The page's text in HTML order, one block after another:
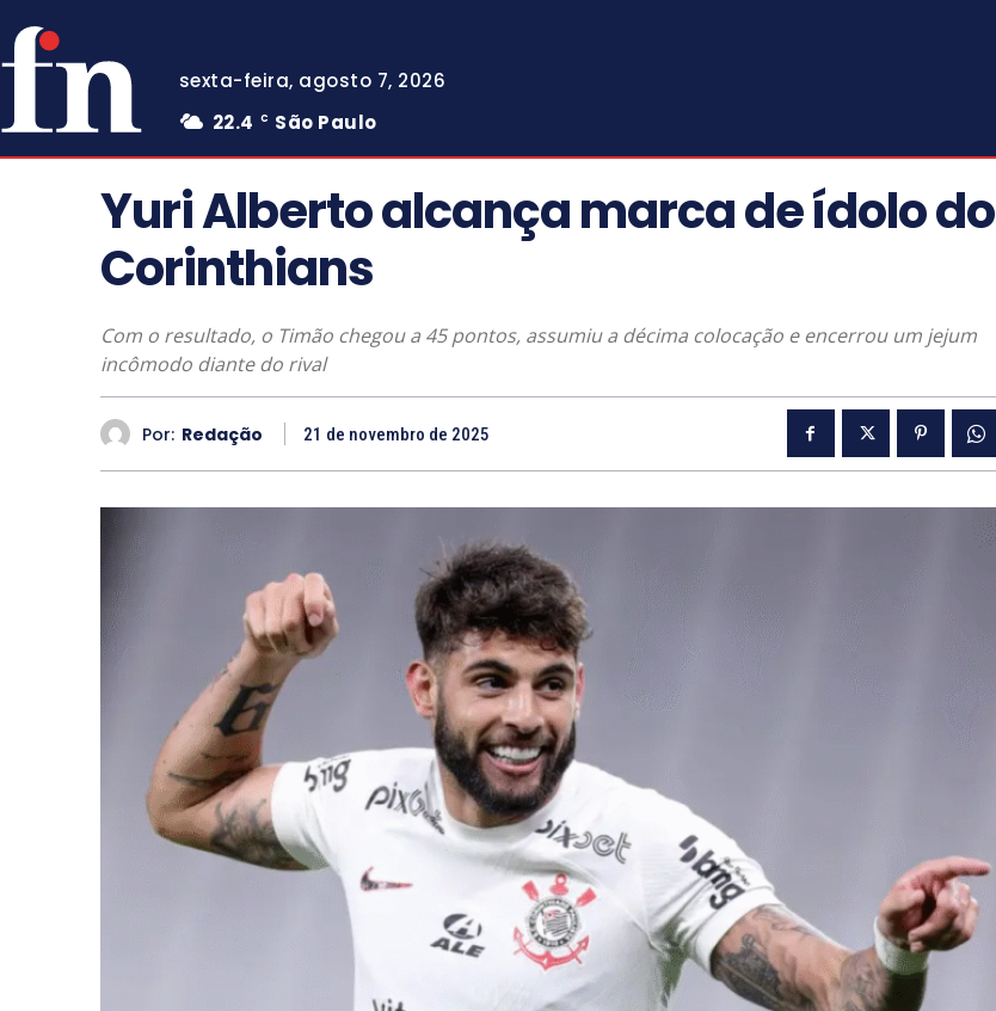
sexta-feira, agosto 7, 2026
22.4
C São Paulo
Yuri Alberto alcança marca de ídolo do
Corinthians
Com o resultado, o Timão chegou a 45 pontos, assumiu a décima colocação e encerrou um jejum
incômodo diante do rival
Por: Redação 21 de novembro de 2025